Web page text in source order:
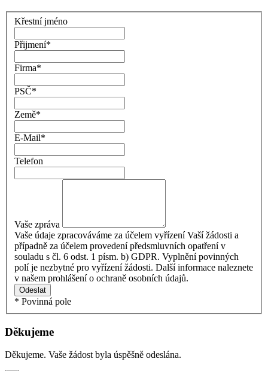
Křestní jméno
Přijmení*
Firma*
PSČ*
Země*
E-Mail*
Telefon
Vaše zpráva
Vaše údaje zpracováváme za účelem vyřízení Vaší žádosti a
případně za účelem provedení předsmluvních opatření v
souladu s čl. 6 odst. 1 písm. b) GDPR. Vyplnění povinných
polí je nezbytné pro vyřízení žádosti. Další informace naleznete
v našem prohlášení o ochraně osobních údajů.
Odeslat
* Povinná pole
Děkujeme
Děkujeme. Vaše žádost byla úspěšně odeslána.